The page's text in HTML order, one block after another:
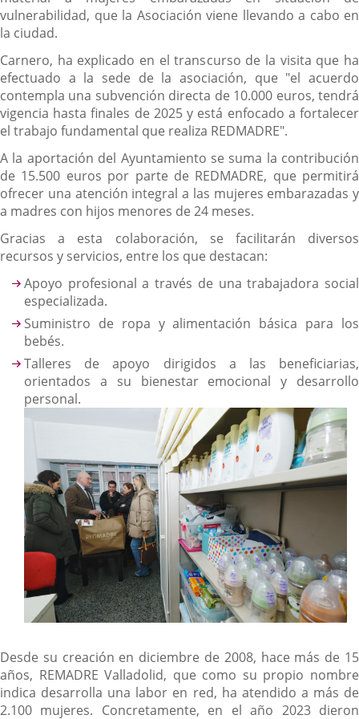
vulnerabilidad, que la Asociación viene llevando a cabo en
la ciudad.
Carnero, ha explicado en el transcurso de la visita que ha
efectuado a la sede de la asociación, que "el acuerdo
contempla una subvención directa de 10.000 euros, tendrá
vigencia hasta finales de 2025 y está enfocado a fortalecer
el trabajo fundamental que realiza REDMADRE".
A la aportación del Ayuntamiento se suma la contribución
de 15.500 euros por parte de REDMADRE, que permitirá
ofrecer una atención integral a las mujeres embarazadas y
a madres con hijos menores de 24 meses.
Gracias a esta colaboración, se facilitarán diversos
recursos y servicios, entre los que destacan:
Apoyo profesional a través de una trabajadora social
especializada.
Suministro de ropa y alimentación básica para los
bebés.
Talleres de apoyo dirigidos a las beneficiarias,
orientados a su bienestar emocional y desarrollo
personal.
Desde su creación en diciembre de 2008, hace más de 15
años, REMADRE Valladolid, que como su propio nombre
indica desarrolla una labor en red, ha atendido a más de
2.100 mujeres. Concretamente, en el año 2023 dieron